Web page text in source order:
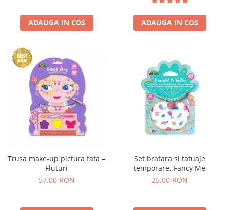
ADAUGA IN COS ADAUGA IN COS
Trusa make-up pictura fata –
Fluturi
57,00 RON
Set bratara si tatuaje
temporare, Fancy Me
25,00 RON